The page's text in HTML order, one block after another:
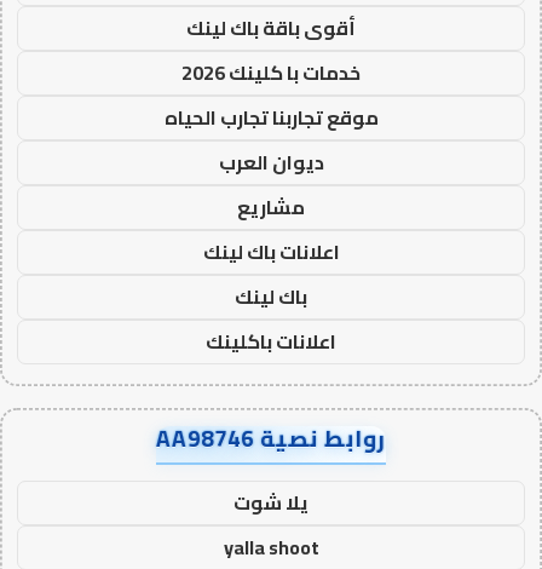
أقوى باقة باك لينك
خدمات با كلينك 2026
موقع تجاربنا تجارب الحياه
ديوان العرب
مشاريع
اعلانات باك لينك
باك لينك
اعلانات باكلينك
روابط نصية AA98746
يلا شوت
yalla shoot